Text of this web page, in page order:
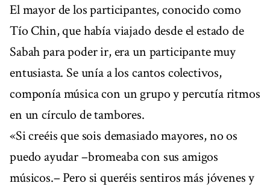
El mayor de los participantes, conocido como
Tío Chin, que había viajado desde el estado de
Sabah para poder ir, era un participante muy
entusiasta. Se unía a los cantos colectivos,
componía música con un grupo y percutía ritmos
en un círculo de tambores.
«Si creéis que sois demasiado mayores, no os
puedo ayudar –bromeaba con sus amigos
músicos.– Pero si queréis sentiros más jóvenes y